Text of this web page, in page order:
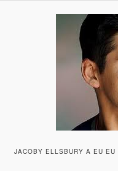
JACOBY ELLSBURY A EU EU